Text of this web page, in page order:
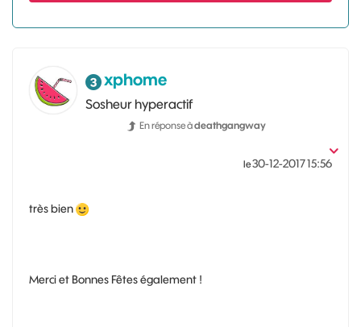
xphome
Sosheur hyperactif
En réponse àdeathgangway
le‎30-12-201715:56
très bien
Merci et Bonnes Fêtes également !